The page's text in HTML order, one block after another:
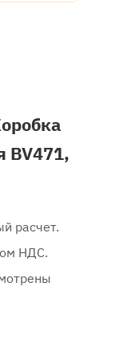
BV471,
расчет.
НДС.